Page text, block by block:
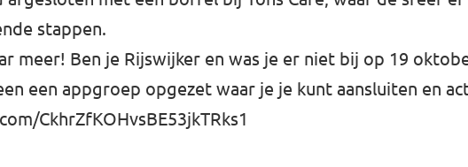
stappen.
meer! Ben je Rijswijker en was je er niet bij op 19
een appgroep opgezet waar je je kunt aansluiten en
CkhrZfKOHvsBE53jkTRks1